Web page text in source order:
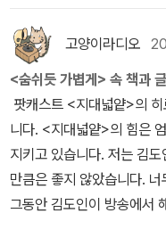
청과 서평단 덕분에 좋은
킬러 안데르스와 그의 친
린책들 / 2016년 11월 대
째 작품입니다. 개인적으
그 이상으로 재미있었습니
다. 최근 작가 분들 중 유머
다. 2. <월터가 나에게 가
탁 옮김 / 열린책들 / 2016
본 책입니다. 미국에서 사
사법제도와 맞서 싸운 한
고양이라디오
<숨쉬듯 가볍게> 속 책과
팟캐스트 <지대넓얕>의
니다. <지대넓얕>의 힘은
지키고 있습니다. 저는 김
만큼은 좋지 않았습니다.
그동안 김도인이 방송에서